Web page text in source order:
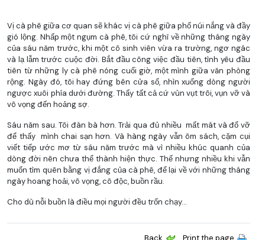
Vị cà phê giữa cơ quan sẽ khác vị cà phê giữa phố núi nắng và đầy
gió lộng. Nhấp một ngụm cà phê, tôi cứ nghĩ về những tháng ngày
của sáu năm trước, khi một cô sinh viên vừa ra trường, ngơ ngác
và lạ lẫm trước cuộc đời. Bắt đầu công việc đầu tiên, tình yêu đầu
tiên từ những ly cà phê nóng cuối giờ, một mình giữa văn phòng
rộng. Ngày đó, tôi hay đứng bên cửa sổ, nhìn xuống dòng người
ngược xuôi phía dưới đường. Thấy tất cả cứ vùn vụt trôi, vụn vỡ và
vô vọng đến hoảng sợ.
Sáu năm sau. Tôi đàn bà hơn. Trải qua đủ nhiều mất mát và đổ vỡ
để thấy mình chai sạn hơn. Và hàng ngày vẫn ôm sách, cặm cụi
viết tiếp ước mơ từ sáu năm trước mà vì nhiều khúc quanh của
dòng đời nên chưa thể thành hiện thực. Thế nhưng nhiều khi vẫn
muốn tìm quên bằng vị đắng của cà phê, để lại về với những tháng
ngày hoang hoải, vô vọng, cô độc, buồn rầu.
Cho dù nỗi buồn là điều mọi người đều trốn chạy…
Back Print the page